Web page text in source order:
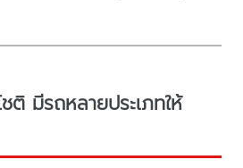
ติ มีรถหลายประเภทให้